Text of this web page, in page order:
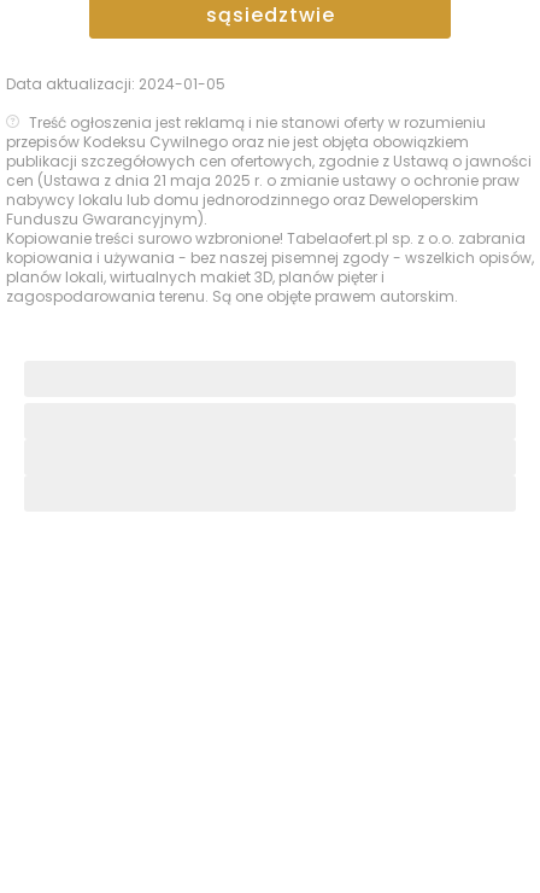
sąsiedztwie
Data aktualizacji: 2024-01-05
Treść ogłoszenia jest reklamą i nie stanowi oferty w rozumieniu
przepisów Kodeksu Cywilnego oraz nie jest objęta obowiązkiem
publikacji szczegółowych cen ofertowych, zgodnie z Ustawą o jawności
cen (Ustawa z dnia 21 maja 2025 r. o zmianie ustawy o ochronie praw
nabywcy lokalu lub domu jednorodzinnego oraz Deweloperskim
Funduszu Gwarancyjnym).
Kopiowanie treści surowo wzbronione! Tabelaofert.pl sp. z o.o. zabrania
kopiowania i używania - bez naszej pisemnej zgody - wszelkich opisów,
planów lokali, wirtualnych makiet 3D, planów pięter i
zagospodarowania terenu. Są one objęte prawem autorskim.